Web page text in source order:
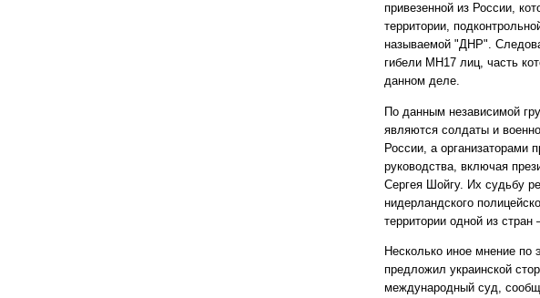
привезенной из России,
территории,
называемой "ДНР".
гибели МН17 лиц, часть
данном деле.
По данным независимой
являются солдаты и
России, а организаторами
руководства, включая
Сергея Шойгу. Их судьбу
нидерландского
территории одной из
Несколько иное мнение по
предложил украинской
международный суд,